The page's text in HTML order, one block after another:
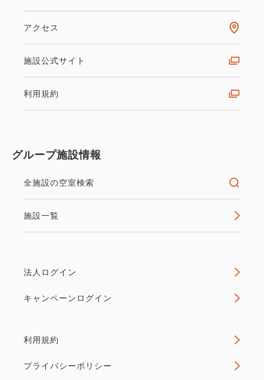
アクセス
施設公式サイト
利用規約
グループ施設情報
全施設の空室検索
施設一覧
法人ログイン
キャンペーンログイン
利用規約
プライバシーポリシー